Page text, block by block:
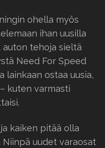
ohella myös
ihan uusilla
tehoja sieltä
Need For Speed
lainkaan ostaa uusia,
kuten varmasti
kaiken pitää olla
uudet varaosat